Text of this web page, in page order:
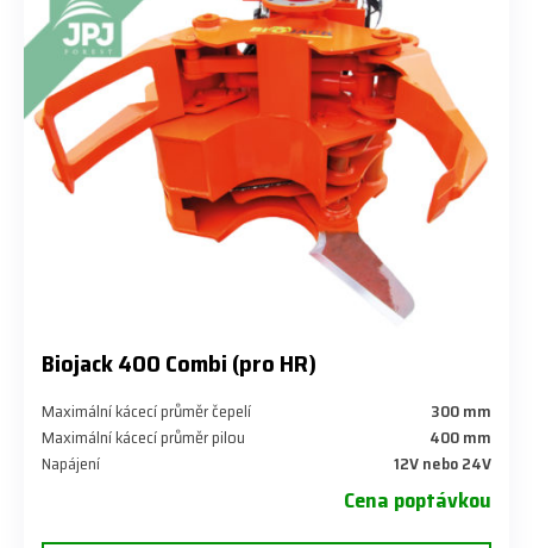
Biojack 400 Combi (pro HR)
Maximální kácecí průměr čepelí
300 mm
Maximální kácecí průměr pilou
400 mm
Napájení
12V nebo 24V
Cena poptávkou